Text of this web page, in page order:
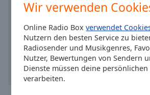
Wir verwenden
Online Radio Boxverwendet
Nutzern den besten Service zu
Radiosender und Musikgenres,
Nutzer, Bewertungen von Sendern
Dienste müssen deine persönlichen
verarbeiten.
Background
Opacity